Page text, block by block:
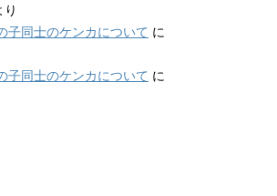
り
子同士のケンカについて に
子同士のケンカについて に